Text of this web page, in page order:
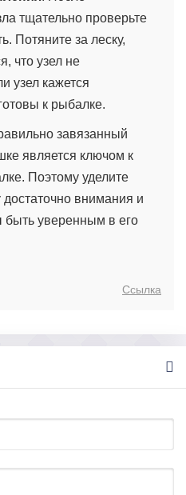
тщательно проверьте
Потяните за леску,
что узел не
узел кажется
к рыбалке.
завязанный
является ключом к
Поэтому уделите
достаточно внимания и
быть уверенным в его
Ссылка